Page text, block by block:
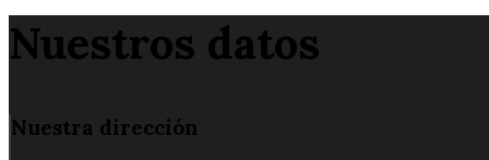
Nuestros datos
Nuestra dirección